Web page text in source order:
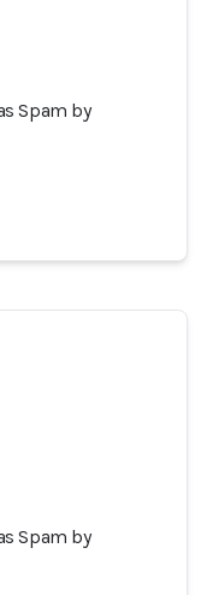
Spam by
Spam by